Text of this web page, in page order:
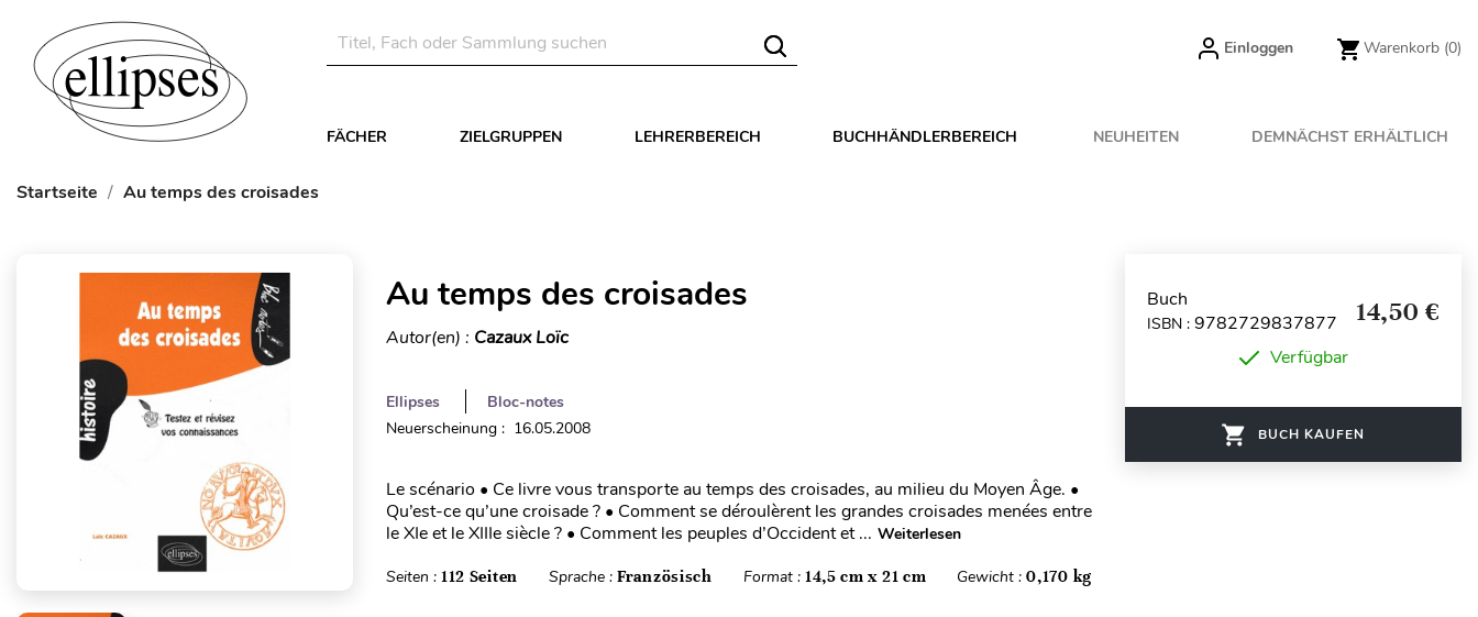
Einloggen Warenkorb (0)
FÄCHER ZIELGRUPPEN LEHRERBEREICH BUCHHÄNDLERBEREICH NEUHEITEN DEMNÄCHST ERHÄLTLICH
Startseite Au temps des croisades
Au temps des croisades
Autor(en) : Cazaux Loïc
Ellipses
Bloc-notes
Neuerscheinung : 16.05.2008
Le scénario • Ce livre vous transporte au temps des croisades, au milieu du Moyen Âge. •
Qu’est-ce qu’une croisade ? • Comment se déroulèrent les grandes croisades menées entre
le XIe et le XIIIe siècle ? • Comment les peuples d’Occident et ... Weiterlesen
Seiten : 112 Seiten Sprache :Französisch Format : 14,5 cm x 21 cm Gewicht :0,170 kg
Buch
ISBN : 9782729837877 14,50 €
Verfügbar
BUCH KAUFEN